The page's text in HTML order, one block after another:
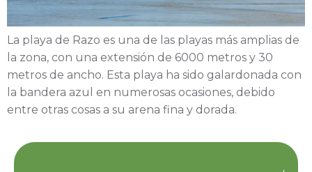
La playa de Razo es una de las playas más amplias de
la zona, con una extensión de 6000 metros y 30
metros de ancho. Esta playa ha sido galardonada con
la bandera azul en numerosas ocasiones, debido
entre otras cosas a su arena fina y dorada.